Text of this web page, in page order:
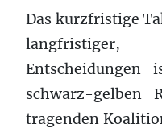
Das kurzfristige
Entscheidungen
schwarz-gelben
tragenden